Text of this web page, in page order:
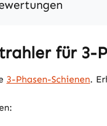
für 3-
3-Phasen-Schienen.